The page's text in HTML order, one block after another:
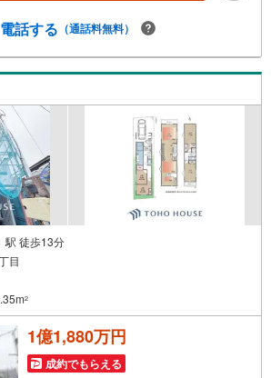
）の手配が必要な場合がございますのでご容
なりますのでお手数ですがご一報ください。
は◆弊社へのご来社、お客様宅へのお迎
の待ち合わせ、物件周辺のコンビニ等でお待
、ご希望をお伝えください。ご希望条件をお
たら、ご見学希望物件以外の資料も用意して
ちろん他の物件も併せてご案内させていただ
電話する （通話料無料）
駅 徒歩13分
目
2
1億1,880万円
成約でもらえる